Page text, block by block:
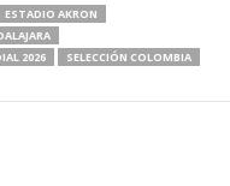
ESTADIO AKRON
2026
SELECCIÓN COLOMBIA